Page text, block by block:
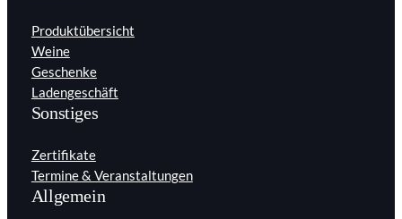
Produktübersicht
Weine
Geschenke
Ladengeschäft
Sonstiges
Zertifikate
Termine & Veranstaltungen
Allgemein